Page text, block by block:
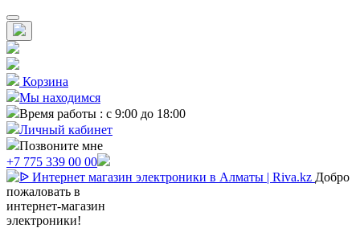
Корзина
Мы находимся
Время работы : с 9:00 до 18:00
Личный кабинет
Позвоните мне
+7 775 339 00 00
Добро
пожаловать в
интернет-магазин
электроники!